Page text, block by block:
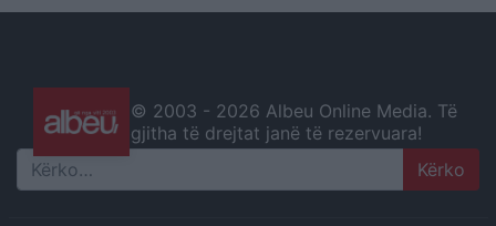
© 2003 - 2026 Albeu Online Media. Të
gjitha të drejtat janë të rezervuara!
Search